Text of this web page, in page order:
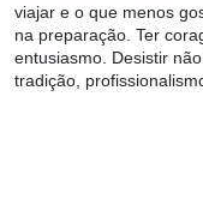
viajar e o que menos
na preparação. Ter
entusiasmo. Desistir
tradição,